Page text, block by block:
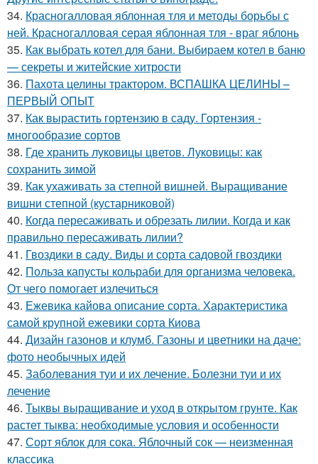
34. Красногалловая яблонная тля и методы борьбы с
ней. Красногалловая серая яблонная тля - враг яблонь
35. Как выбрать котел для бани. Выбираем котел в баню
— секреты и житейские хитрости
36. Пахота целины трактором. ВСПАШКА ЦЕЛИНЫ –
ПЕРВЫЙ ОПЫТ
37. Как вырастить гортензию в саду. Гортензия -
многообразие сортов
38. Где хранить луковицы цветов. Луковицы: как
сохранить зимой
39. Как ухаживать за степной вишней. Выращивание
вишни степной (кустарниковой)
40. Когда пересаживать и обрезать лилии. Когда и как
правильно пересаживать лилии?
41. Гвоздики в саду. Виды и сорта садовой гвоздики
42. Польза капусты кольраби для организма человека.
От чего помогает излечиться
43. Ежевика кайова описание сорта. Характеристика
самой крупной ежевики сорта Киова
44. Дизайн газонов и клумб. Газоны и цветники на даче:
фото необычных идей
45. Заболевания туи и их лечение. Болезни туи и их
лечение
46. Тыквы выращивание и уход в открытом грунте. Как
растет тыква: необходимые условия и особенности
47. Сорт яблок для сока. Яблочный сок — неизменная
классика